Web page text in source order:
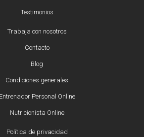
Testimonios
Trabaja con nosotros
Contacto
Blog
Condiciones generales
Entrenador Personal Online
Nutricionista Online
Política de privacidad